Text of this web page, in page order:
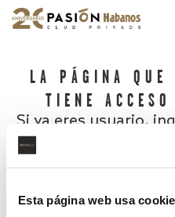
Esta página web usa
LA PÁGINA QUE
TIENE
Si ya eres usuario,